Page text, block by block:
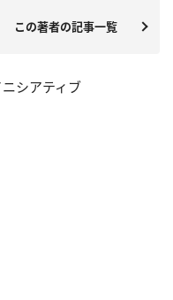
この著者の記事一覧
シアティブ